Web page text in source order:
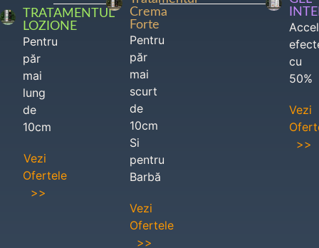
TRATAMENTUL
LOZIONE
Pentru
păr
mai
lung
de
10cm
Vezi
Ofertele
>>
Crema
Forte
Pentru
păr
mai
scurt
de
10cm
Si
pentru
Barbă
Vezi
Ofertele
>>
cu
50%
Vezi
>>